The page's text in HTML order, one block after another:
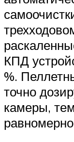
КПД
%.
точно
камеры,